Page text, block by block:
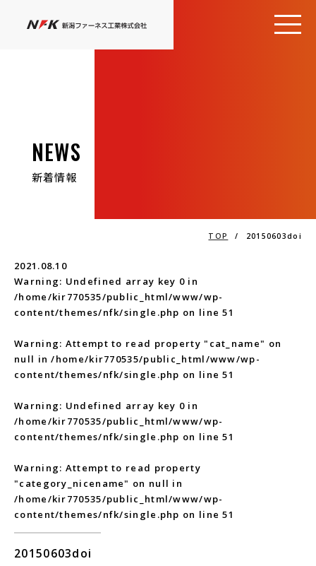
NEWS
新着情報
TOP / 20150603doi
2021.08.10
Warning: Undefined array key 0 in
/home/kir770535/public_html/www/wp-
content/themes/nfk/single.php on line51
Warning: Attempt to read property "cat_name" on
null in/home/kir770535/public_html/www/wp-
content/themes/nfk/single.php on line51
Warning: Undefined array key 0 in
/home/kir770535/public_html/www/wp-
content/themes/nfk/single.php on line51
Warning: Attempt to read property
"category_nicename" on null in
/home/kir770535/public_html/www/wp-
content/themes/nfk/single.php on line51
20150603doi